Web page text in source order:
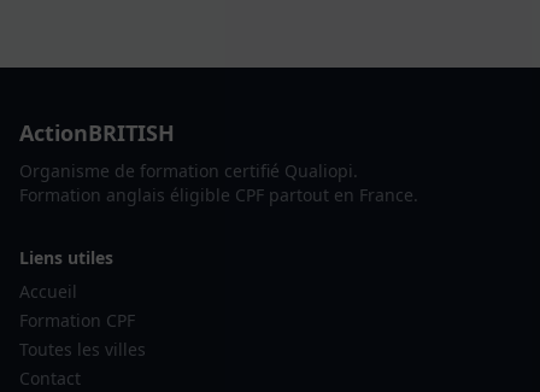
ActionBRITISH
Organisme de formation certifié Qualiopi.
Formation anglais éligible CPF partout en France.
Liens utiles
Accueil
Formation CPF
Toutes les villes
Contact